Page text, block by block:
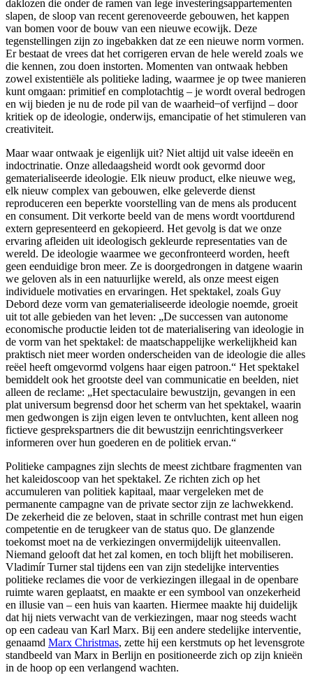
daklozen die onder de ramen van lege investeringsappartementen
slapen, de sloop van recent gerenoveerde gebouwen, het kappen
van bomen voor de bouw van een nieuwe ecowijk. Deze
tegenstellingen zijn zo ingebakken dat ze een nieuwe norm vormen.
Er bestaat de vrees dat het corrigeren ervan de hele wereld zoals we
die kennen, zou doen instorten. Momenten van ontwaak hebben
zowel existentiële als politieke lading, waarmee je op twee manieren
kunt omgaan: primitief en complotachtig – je wordt overal bedrogen
en wij bieden je nu de rode pil van de waarheid ̶ of verfijnd – door
kritiek op de ideologie, onderwijs, emancipatie of het stimuleren van
creativiteit.
Maar waar ontwaak je eigenlijk uit? Niet altijd uit valse ideeën en
indoctrinatie. Onze alledaagsheid wordt ook gevormd door
gematerialiseerde ideologie. Elk nieuw product, elke nieuwe weg,
elk nieuw complex van gebouwen, elke geleverde dienst
reproduceren een beperkte voorstelling van de mens als producent
en consument. Dit verkorte beeld van de mens wordt voortdurend
extern gepresenteerd en gekopieerd. Het gevolg is dat we onze
ervaring afleiden uit ideologisch gekleurde representaties van de
wereld. De ideologie waarmee we geconfronteerd worden, heeft
geen eenduidige bron meer. Ze is doorgedrongen in datgene waarin
we geloven als in een natuurlijke wereld, als onze meest eigen
individuele motivaties en ervaringen. Het spektakel, zoals Guy
Debord deze vorm van gematerialiseerde ideologie noemde, groeit
uit tot alle gebieden van het leven: „De successen van autonome
economische productie leiden tot de materialisering van ideologie in
de vorm van het spektakel: de maatschappelijke werkelijkheid kan
praktisch niet meer worden onderscheiden van de ideologie die alles
reëel heeft omgevormd volgens haar eigen patroon.“ Het spektakel
bemiddelt ook het grootste deel van communicatie en beelden, niet
alleen de reclame: „Het spectaculaire bewustzijn, gevangen in een
plat universum begrensd door het scherm van het spektakel, waarin
men gedwongen is zijn eigen leven te ontvluchten, kent alleen nog
fictieve gesprekspartners die dit bewustzijn eenrichtingsverkeer
informeren over hun goederen en de politiek ervan.“
Politieke campagnes zijn slechts de meest zichtbare fragmenten van
het kaleidoscoop van het spektakel. Ze richten zich op het
accumuleren van politiek kapitaal, maar vergeleken met de
permanente campagne van de private sector zijn ze lachwekkend.
De zekerheid die ze beloven, staat in schrille contrast met hun eigen
competentie en de terugkeer van de status quo. De glanzende
toekomst moet na de verkiezingen onvermijdelijk uiteenvallen.
Niemand gelooft dat het zal komen, en toch blijft het mobiliseren.
Vladimír Turner stal tijdens een van zijn stedelijke interventies
politieke reclames die voor de verkiezingen illegaal in de openbare
ruimte waren geplaatst, en maakte er een symbool van onzekerheid
en illusie van – een huis van kaarten. Hiermee maakte hij duidelijk
dat hij niets verwacht van de verkiezingen, maar nog steeds wacht
op een cadeau van Karl Marx. Bij een andere stedelijke interventie,
genaamd Marx Christmas, zette hij een kerstmuts op het levensgrote
standbeeld van Marx in Berlijn en positioneerde zich op zijn knieën
in de hoop op een verlangend wachten.